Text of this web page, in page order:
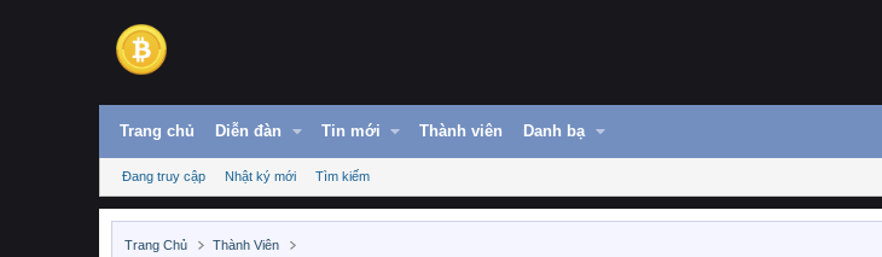
Trang chủ Diễn đàn Tin mới Thành viên Danh bạ
Đang truy cập Nhật ký mới Tìm kiếm
Trang Chủ Thành Viên